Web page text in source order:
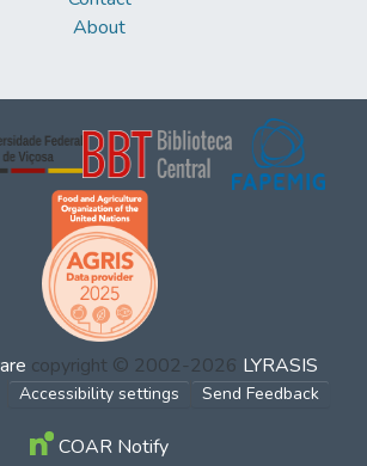
About
copyright © 2002-2026 LYRASIS
Accessibility settings Send Feedback
COAR Notify